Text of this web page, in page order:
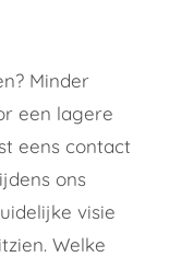
Minder
een lagere
eens contact
ons
visie
Welke